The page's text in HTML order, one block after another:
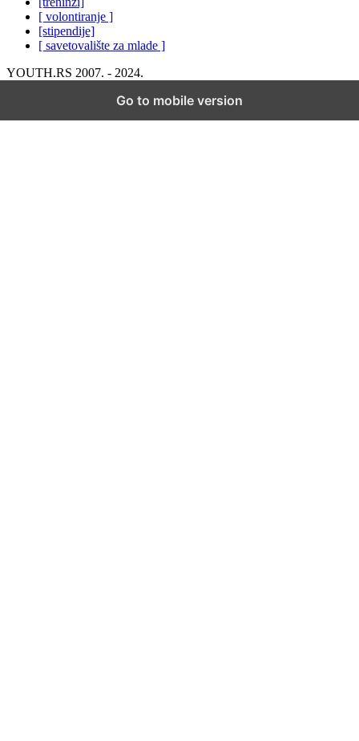
[ volontiranje ]
[stipendije]
[ savetovalište za mlade ]
YOUTH.RS 2007. - 2024.
Go to mobile version